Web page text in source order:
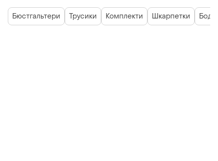
Бюстгальтери Трусики Комплекти Шкарпетки Боді